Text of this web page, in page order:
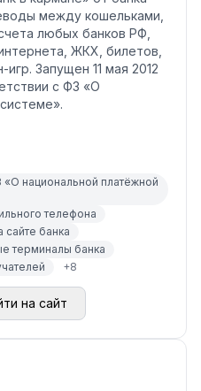
между кошельками,
любых банков РФ,
ЖКХ, билетов,
Запущен 11 мая 2012
с ФЗ «О
национальной платёжной
телефона
банка
терминалы банка
+8
на сайт